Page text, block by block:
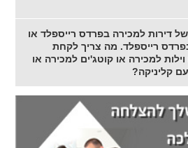
של דירות למכירה בפרדס רייספלד או
רייספלד. מה צריך לקחת
למכירה או קוטג'ים למכירה או
קליניקה?